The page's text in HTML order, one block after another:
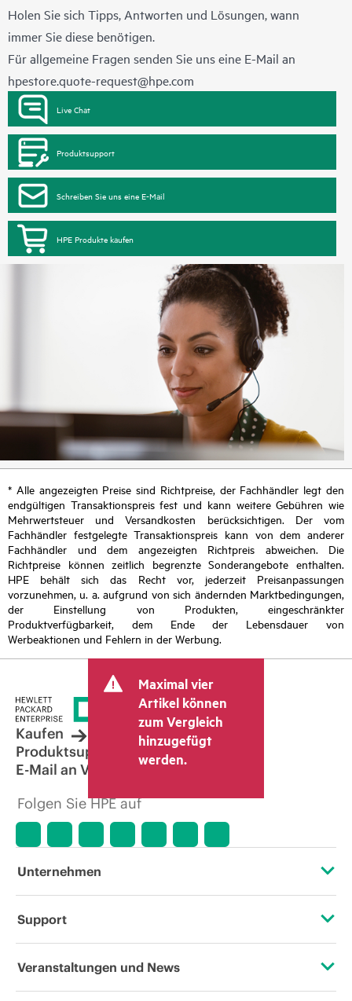
Holen Sie sich Tipps, Antworten und Lösungen, wann
immer Sie diese benötigen.
Für allgemeine Fragen senden Sie uns eine E-Mail an
hpestore.quote-request@hpe.com
Live Chat
Produktsupport
Schreiben Sie uns eine E-Mail
HPE Produkte kaufen
* Alle angezeigten Preise sind Richtpreise, der Fachhändler legt den
endgültigen Transaktionspreis fest und kann weitere Gebühren wie
Mehrwertsteuer und Versandkosten berücksichtigen. Der vom
Fachhändler festgelegte Transaktionspreis kann von dem anderer
Fachhändler und dem angezeigten Richtpreis abweichen. Die
Richtpreise können zeitlich begrenzte Sonderangebote enthalten.
HPE behält sich das Recht vor, jederzeit Preisanpassungen
vorzunehmen, u. a. aufgrund von sich ändernden Marktbedingungen,
der Einstellung von Produkten, eingeschränkter
Produktverfügbarkeit, dem Ende der Lebensdauer von
Werbeaktionen und Fehlern in der Werbung.
Maximal vier
Artikel können
zum Vergleich
hinzugefügt
werden.
Kaufen
Produktsupport
E-Mail an Vertrieb
Folgen Sie HPE auf
Unternehmen
Über HPE
Support
Operational Support Services
Veranstaltungen und News